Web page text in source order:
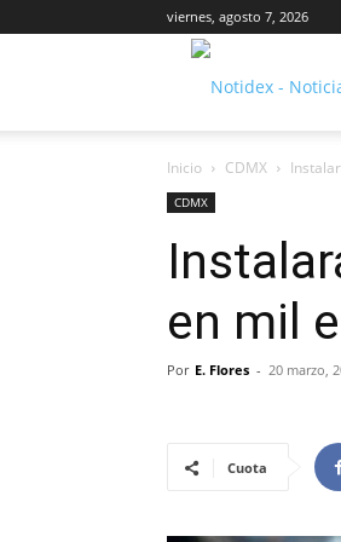
viernes, agosto 7, 2026
Inicio CDMX
CDMX
en mil
Por E. Flores - 20 marzo,
Cuota